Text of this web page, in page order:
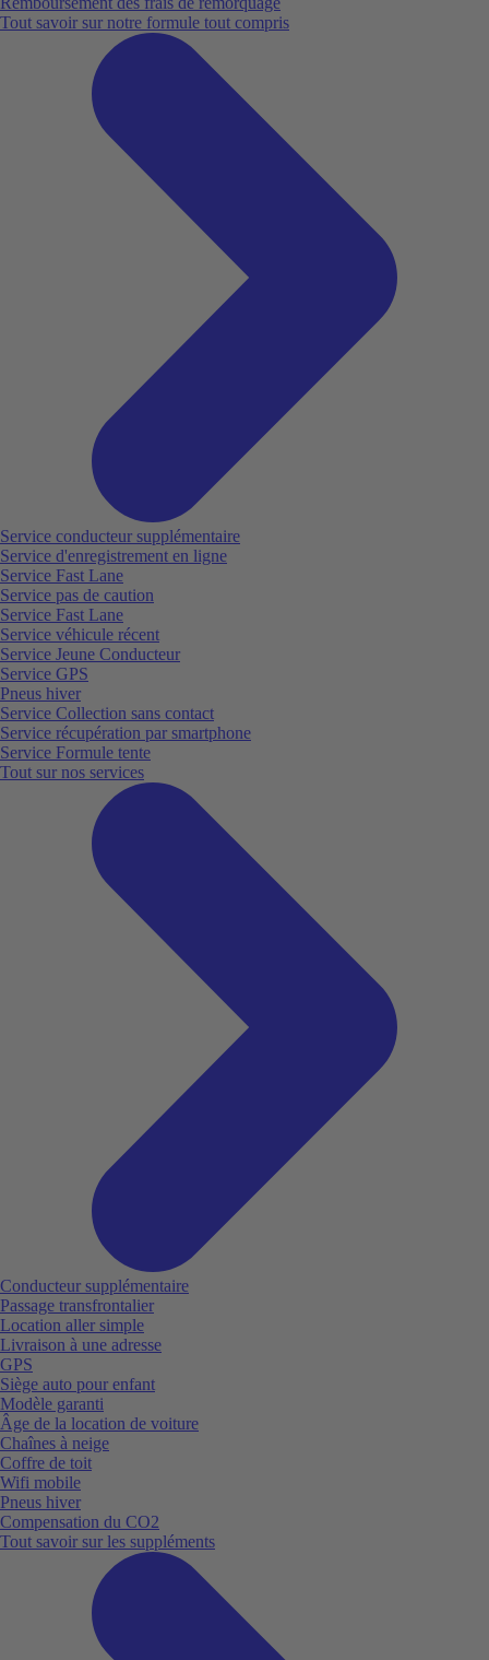
Tout savoir sur notre formule tout compris
Service conducteur supplémentaire
Service d'enregistrement en ligne
Service Fast Lane
Service pas de caution
Service Fast Lane
Service véhicule récent
Service Jeune Conducteur
Service GPS
Pneus hiver
Service Collection sans contact
Service récupération par smartphone
Service Formule tente
Tout sur nos services
Conducteur supplémentaire
Passage transfrontalier
Location aller simple
Livraison à une adresse
GPS
Siège auto pour enfant
Modèle garanti
Âge de la location de voiture
Chaînes à neige
Coffre de toit
Wifi mobile
Pneus hiver
Compensation du CO2
Tout savoir sur les suppléments